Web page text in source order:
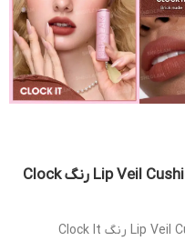
رژلب کوشن سبک شیگلم مدل Lip Veil Cushion رنگ Clock